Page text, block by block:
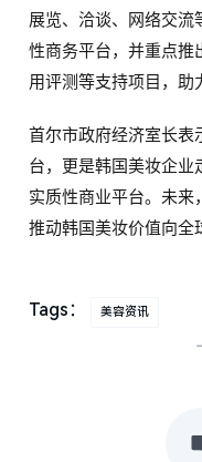
展览、洽谈、网络交流
性商务平台，并重点推
用评测等支持项目，助
首尔市政府经济室长表
台，更是韩国美妆企业
实质性商业平台。未来
推动韩国美妆价值向全
Tags： 美容资讯